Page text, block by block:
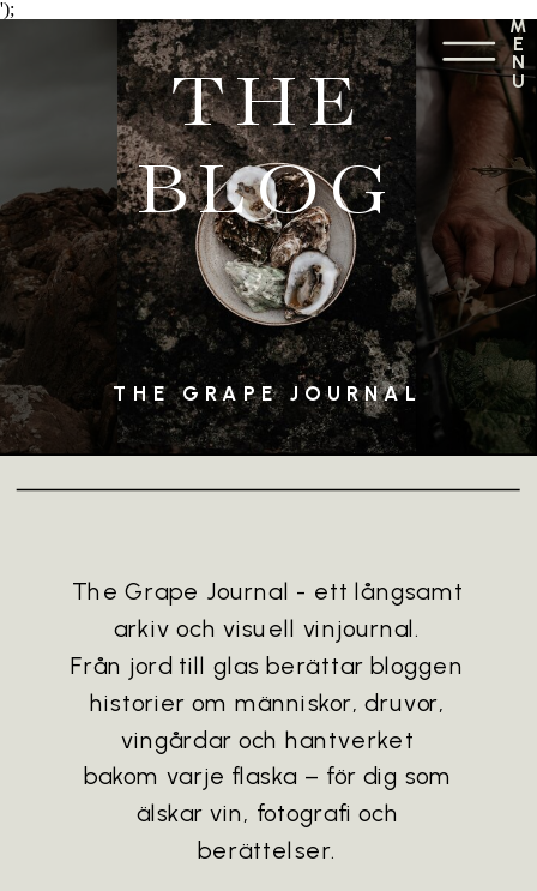
');
M
E
N
U
THE
BLOG
THE GRAPE JOURNAL
The Grape Journal - ett långsamt
arkiv och visuell vinjournal.
Från jord till glas berättar bloggen
historier om människor, druvor,
vingårdar och hantverket
bakom varje flaska – för dig som
älskar vin, fotografi och
berättelser.